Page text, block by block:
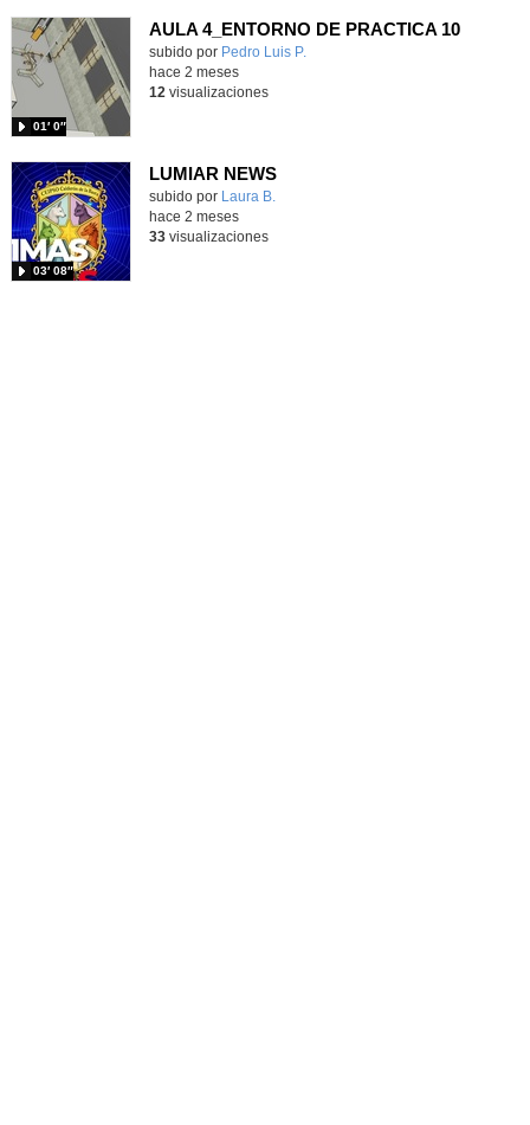
AULA 4_ENTORNO DE PRACTICA 10
Contenido educativo.
subido por Pedro Luis P.
01′ 0″
hace 2 meses
12 visualizaciones
LUMIAR NEWS
subido por Laura B.
03′ 08″
hace 2 meses
33visualizaciones